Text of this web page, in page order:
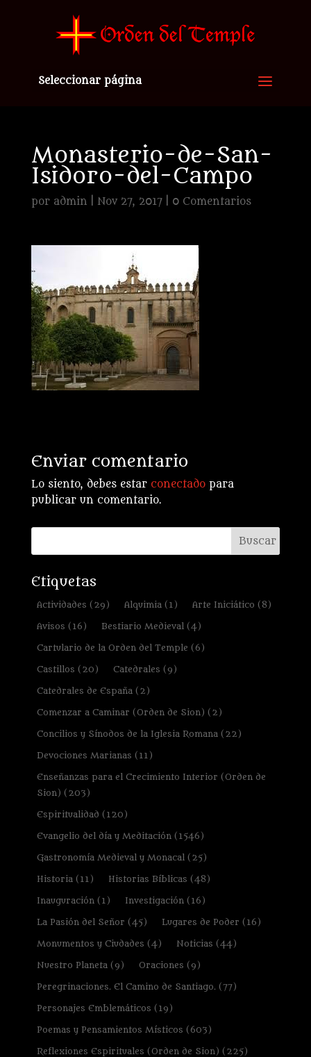
Seleccionar página
Monasterio-de-San-
Isidoro-del-Campo
por admin Nov 27, 2017| 0 Comentarios
Enviar comentario
Lo siento, debes estar conectadopara
publicar un comentario.
Etiquetas
Actividades (29) Alquimia(1) Arte Iniciático (8)
Avisos (16) Bestiario Medieval(4)
Cartulario de la Orden del Temple (6)
Castillos (20) Catedrales (9)
Catedrales de España(2)
Comenzar a Caminar (Orden de Sion) (2)
Concilios y Sínodos de la Iglesia Romana(22)
Devociones Marianas (11)
Enseñanzas para el Crecimiento Interior (Orden de
Sion) (203)
Espiritualidad (120)
Evangelio del día y Meditación(1546)
Gastronomía Medieval y Monacal(25)
Historia(11) Historias Bíblicas (48)
Inauguración(1) Investigación(16)
La Pasión del Señor (45) Lugares de Poder (16)
Monumentos y Ciudades (4) Noticias (44)
Nuestro Planeta(9) Oraciones (9)
Peregrinaciones. El Camino de Santiago.(77)
Personajes Emblemáticos (19)
Poemas y Pensamientos Místicos (603)
Reflexiones Espirituales (Orden de Sion) (225)